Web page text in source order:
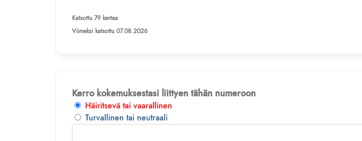
Katsottu 79 kertaa
Viimeksi katsottu 07.08.2026
Kerro kokemuksestasi liittyen tähän numeroon
Häiritsevä tai vaarallinen
Turvallinen tai neutraali